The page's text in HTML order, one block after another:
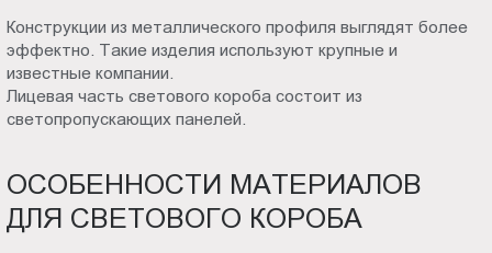
Конструкции из металлического профиля выглядят более
эффектно. Такие изделия используют крупные и
известные компании.
Лицевая часть светового короба состоит из
светопропускающих панелей.
ОСОБЕННОСТИ МАТЕРИАЛОВ
ДЛЯ СВЕТОВОГО КОРОБА